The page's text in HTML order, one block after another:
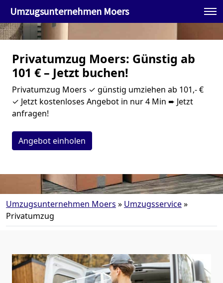
Umzugsunternehmen Moers
Privatumzug Moers: Günstig ab
101 € – Jetzt buchen!
Privatumzug Moers ✓ günstig umziehen ab 101,- €
✓ Jetzt kostenloses Angebot in nur 4 Min ➨ Jetzt
anfragen!
Angebot einholen
Umzugsunternehmen Moers » Umzugsservice»
Privatumzug